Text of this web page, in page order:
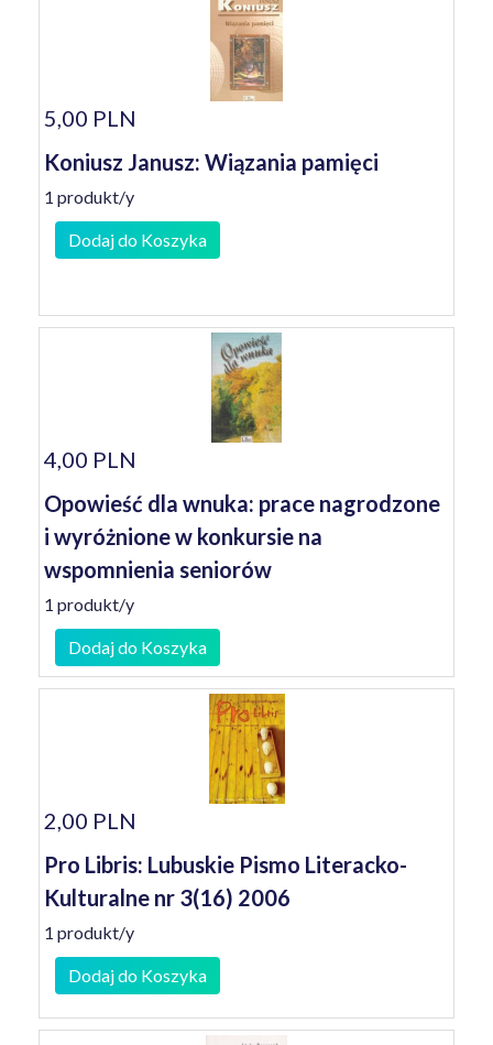
5,00 PLN
Koniusz Janusz: Wiązania pamięci
1 produkt/y
Dodaj do Koszyka
4,00 PLN
Opowieść dla wnuka: prace nagrodzone
i wyróżnione w konkursie na
wspomnienia seniorów
1 produkt/y
Dodaj do Koszyka
2,00 PLN
Pro Libris: Lubuskie Pismo Literacko-
Kulturalne nr 3(16) 2006
1 produkt/y
Dodaj do Koszyka